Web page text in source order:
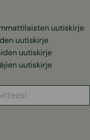
uutiskirje
uutiskirje
uutiskirje
uutiskirje